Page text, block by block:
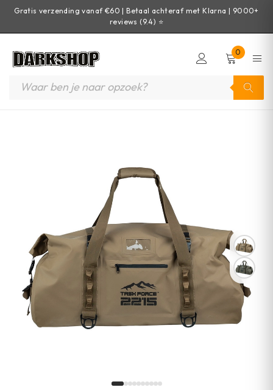
Gratis verzending vanaf €60 | Betaal achteraf met Klarna | 9000+
reviews (9.4) ⭐
0